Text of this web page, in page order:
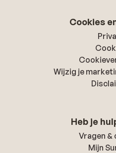
Cookies
Wijzig je
Heb je
Vragen
Mijn